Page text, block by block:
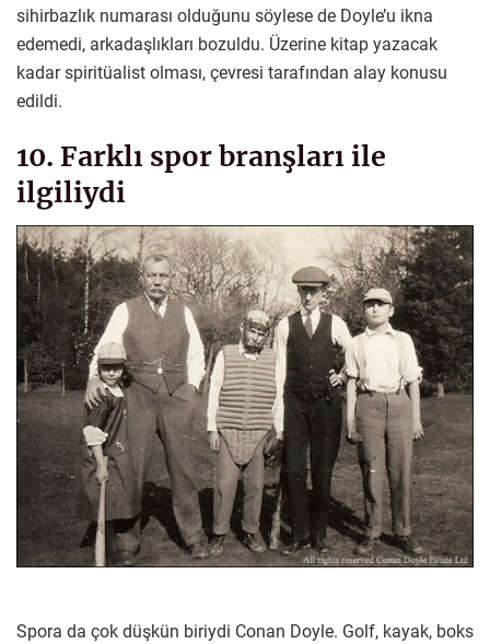
sihirbazlık numarası olduğunu söylese de Doyle’u ikna
edemedi, arkadaşlıkları bozuldu. Üzerine kitap yazacak
kadar spiritüalist olması, çevresi tarafından alay konusu
edildi.
10. Farklı spor branşları ile
ilgiliydi
Spora da çok düşkün biriydi Conan Doyle. Golf, kayak, boks